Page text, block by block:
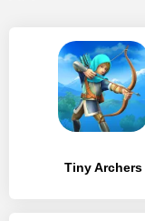
Tiny Archers